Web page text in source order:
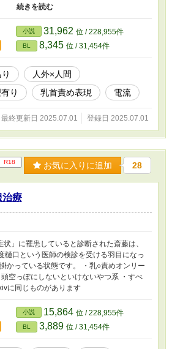
知恵あるナノ微粒子が宇宙船に潜り込み、
電流責めなどがあるちょっとSF風味の話で
小説 31,962 位 / 228,955件
BL 8,345 位 / 31,454件
人外×人間
り
乳首責め表現 電流
最終更新日 2025.07.01 登録日 2025.07.01
R18 お気に入りに追加 28
治療
状」に罹患していると診断された斎藤は、
樋口という医師の検診を受ける羽目になっ
かっている状態です。 ・乳○責めオンリー
空っぽにしないといけないやつ系 ・すべ
に同じものがあります
小説 15,864 位 / 228,955件
BL 3,889 位 / 31,454件